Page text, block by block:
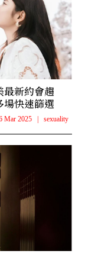
新約會趨
場快速篩選
Mar 2025 sexuality